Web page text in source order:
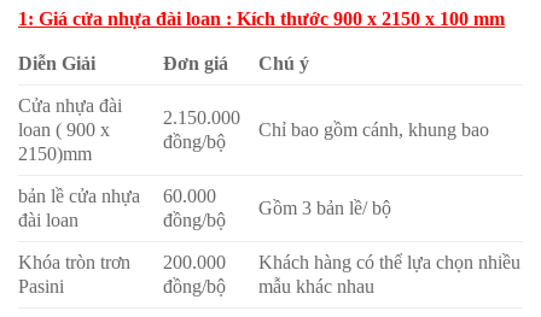
1: Giá cửa nhựa đài loan : Kích thước 900 x 2150 x 100 mm
Diễn Giải Đơn giá Chú ý
Cửa nhựa đài
loan ( 900 x
2150)mm
2.150.000
đồng/bộ
Chỉ bao gồm cánh, khung bao
bản lề cửa nhựa
đài loan
60.000
đồng/bộ
Gồm 3 bản lề/ bộ
Khóa tròn trơn
Pasini
200.000
đồng/bộ
Khách hàng có thể lựa chọn nhiều
mẫu khác nhau